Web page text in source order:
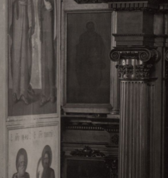
Архангельска
что Архангельск в большей
систематических
архитектуры. Больше всего по
с религией, набравшая особую силу в
центра архангельской
XVIII века в центре
собор, сразу превратился в
ему не было равных на Севере.
и значительным из городских
гостиных дворов, в градостроительной